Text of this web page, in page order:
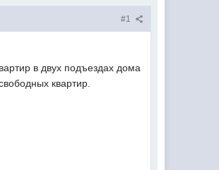
#1
в двух подъездах дома
квартир.